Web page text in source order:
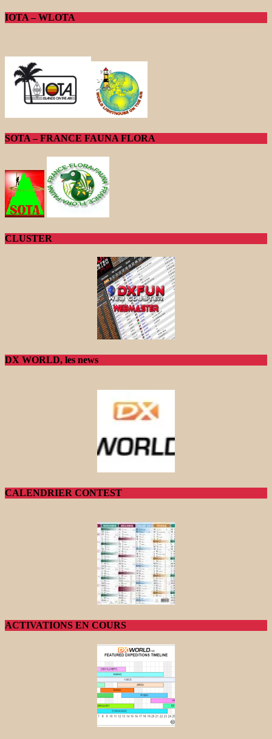
IOTA – WLOTA
SOTA – FRANCE FAUNA FLORA
CLUSTER
DX WORLD, les news
CALENDRIER CONTEST
ACTIVATIONS EN COURS